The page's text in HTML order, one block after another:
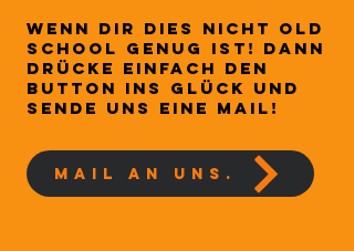
Wenn dir dies nicht old
school Genug ist! Dann
drücke Einfach den
button ins glück und
sende uns eine Mail!
mail an uns.